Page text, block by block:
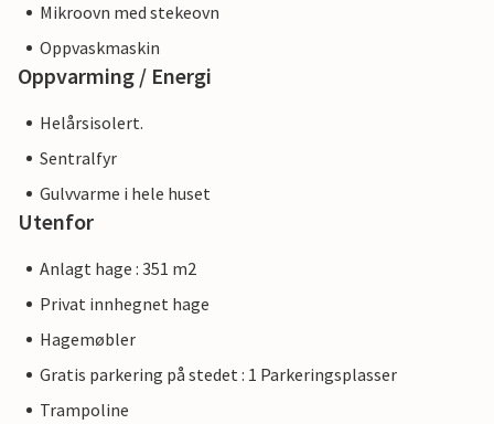
Mikroovn med stekeovn
Oppvaskmaskin
Oppvarming / Energi
Helårsisolert.
Sentralfyr
Gulvvarme i hele huset
Utenfor
Anlagt hage : 351 m2
Privat innhegnet hage
Hagemøbler
Gratis parkering på stedet : 1 Parkeringsplasser
Trampoline